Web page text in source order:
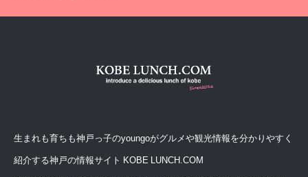
生まれも育ちも神戸っ子のyoungoがグルメや観光情報を分かりやすく
紹介する神戸の情報サイト KOBE LUNCH.COM